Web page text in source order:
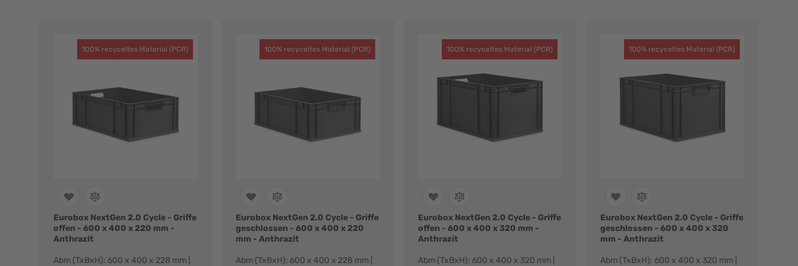
100% recyceltes Material (PCR)
Eurobox NextGen 2.0 Cycle - Griffe
offen - 600 x 400 x 220 mm -
Anthrazit
Abm (TxBxH): 600 x 400 x 228 mm |
100% recyceltes Material (PCR)
Eurobox NextGen 2.0 Cycle - Griffe
geschlossen - 600 x 400 x 220
mm - Anthrazit
Abm (TxBxH): 600 x 400 x 228 mm |
100% recyceltes Material (PCR)
Eurobox NextGen 2.0 Cycle - Griffe
offen - 600 x 400 x 320 mm -
Anthrazit
Abm (TxBxH): 600 x 400 x 320 mm |
100% recyceltes Material (PCR)
Eurobox NextGen 2.0 Cycle - Griffe
geschlossen - 600 x 400 x 320
mm - Anthrazit
Abm (TxBxH): 600 x 400 x 320 mm |